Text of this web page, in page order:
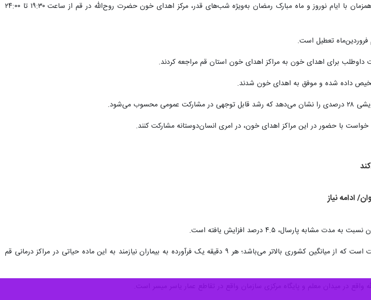
، افزود: همزمان با ایام نوروز و ماه مبارک رمضان به‌ویژه شب‌های قدر، مرکز اهدای خون حضرت روح‌الله در قم از ساعت ۱۹:۳۰ تا ۲۴:۰۰
تعطیل است.
می‌شود.
خواست با حضور در این مراکز اهدای خون، در امری انسان‌دوستانه مشارکت کنند.
ادامه نیاز
پارسال، ۴.۵ درصد افزایش یافته است.
میانگین اهدای خون در قم، بیش از ۳۰ در هر یک‌هزار نفر جمعیت است که از میانگین کشوری بالاتر می‌باشد؛ هر ۹ دقیقه یک فرآورده به بیماران نیازمند به این‌ ماده حیاتی در مراکز درمانی قم